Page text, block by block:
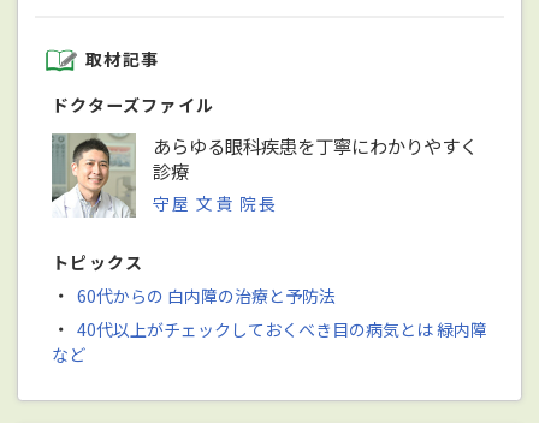
取材記事
ドクターズファイル
あらゆる眼科疾患を丁寧にわかりやすく
診療
守屋 文貴 院長
トピックス
・ 60代からの 白内障の治療と予防法
・ 40代以上がチェックしておくべき目の病気とは 緑内障
など